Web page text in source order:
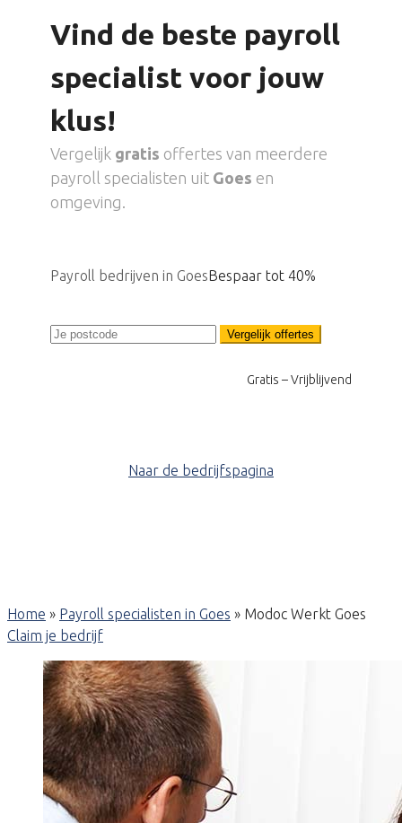
Vind de beste payroll
specialist voor jouw
klus!
Vergelijk gratis offertes van meerdere
payroll specialisten uit Goes en
omgeving.
Payroll bedrijven in GoesBespaar tot 40%
Vergelijk offertes
Gratis – Vrijblijvend
Naar de bedrijfspagina
Home » Payroll specialisten in Goes » Modoc Werkt Goes
Claim je bedrijf